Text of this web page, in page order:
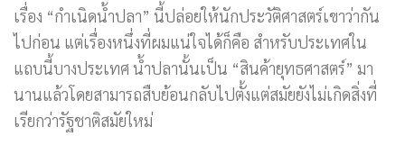
เรื่อง “กำเนิดน้ำปลา” นี้ปล่อยให้นักประวัติศาสตร์เขาว่ากัน
ไปก่อน แต่เรื่องหนึ่งที่ผมแน่ใจได้ก็คือ สำหรับประเทศใน
แถบนี้บางประเทศ น้ำปลานั้นเป็น “สินค้ายุทธศาสตร์” มา
นานแล้วโดยสามารถสืบย้อนกลับไปตั้งแต่สมัยยังไม่เกิดสิ่งที่
เรียกว่ารัฐชาติสมัยใหม่